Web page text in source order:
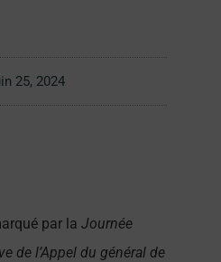
25, 2024
par la Journée
de l’Appel du général de